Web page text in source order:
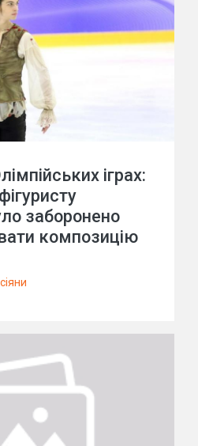
іграх:
заборонено
композицію